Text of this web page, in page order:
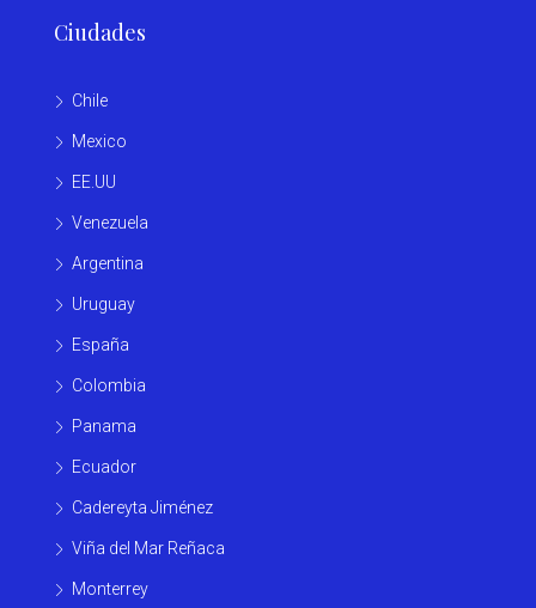
Ciudades
Chile
Mexico
EE.UU
Venezuela
Argentina
Uruguay
España
Colombia
Panama
Ecuador
Cadereyta Jiménez
Viña del Mar Reñaca
Monterrey